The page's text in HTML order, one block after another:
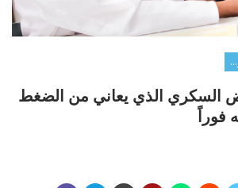
العلاجات الطبيعية للسكري
السكري الذي يعاني من الضغط
فوراً